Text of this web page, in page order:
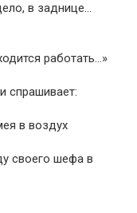
в заднице…
работать…»
спрашивает:
в воздух
своего шефа в